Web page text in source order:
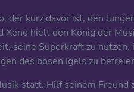
kurz davor ist, den
Xeno hielt den König der
seine Superkraft zu
des bösen Igels zu
statt. Hilf seinem Freund